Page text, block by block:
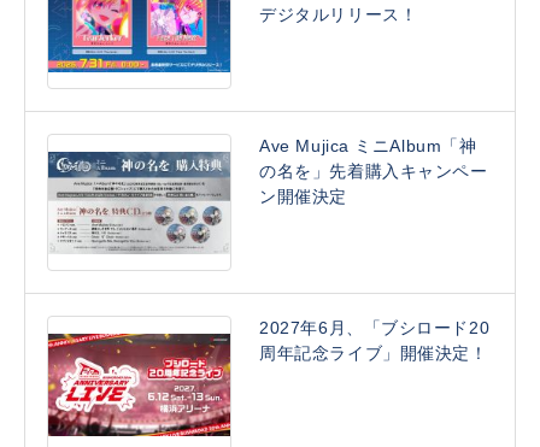
デジタルリリース！
Ave Mujica ミニAlbum「神
の名を」先着購入キャンペー
ン開催決定
2027年6月、「ブシロード20
周年記念ライブ」開催決定！